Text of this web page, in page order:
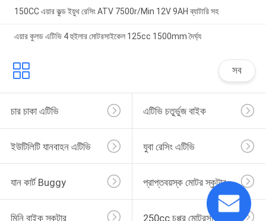
150CC এয়ার কুল্ড ইয়ুথ রেসিং ATV 7500r/Min 12V 9AH ব্যাটারি সহ
এয়ার কুলড এটিভি 4 হুইলার মোটরসাইকেল 125cc 1500mm দৈর্ঘ্য
সব
চার চাকা এটিভি এটিভি চতুর্ভুজ বাইক
ইউটিলিটি যানবাহন এটিভি যুবা রেসিং এটিভি
যান কার্ট Buggy প্রাপ্তবয়স্ক মোটর স্কুটার
মিনি বাইক স্কুটার 250cc চপ্পর মোটরসাইকেল